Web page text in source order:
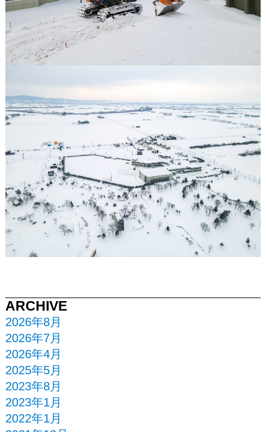
ARCHIVE
2026年8月
2026年7月
2026年4月
2025年5月
2023年8月
2023年1月
2022年1月